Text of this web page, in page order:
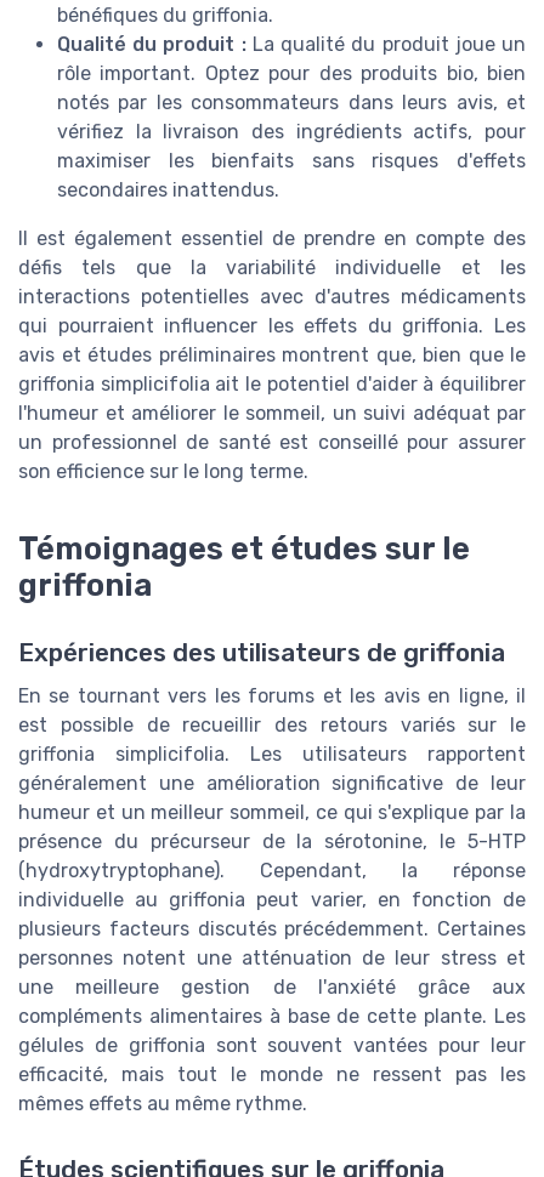
bénéfiques du griffonia.
Qualité du produit :La qualité du produit joue un
rôle important. Optez pour des produits bio, bien
notés par les consommateurs dans leurs avis, et
vérifiez la livraison des ingrédients actifs, pour
maximiser les bienfaits sans risques d'effets
secondaires inattendus.
Il est également essentiel de prendre en compte des
défis tels que la variabilité individuelle et les
interactions potentielles avec d'autres médicaments
qui pourraient influencer les effets du griffonia. Les
avis et études préliminaires montrent que, bien que le
griffonia simplicifolia ait le potentiel d'aider à équilibrer
l'humeur et améliorer le sommeil, un suivi adéquat par
un professionnel de santé est conseillé pour assurer
son efficience sur le long terme.
Témoignages et études sur le
griffonia
Expériences des utilisateurs de griffonia
En se tournant vers les forums et les avis en ligne, il
est possible de recueillir des retours variés sur le
griffonia simplicifolia. Les utilisateurs rapportent
généralement une amélioration significative de leur
humeur et un meilleur sommeil, ce qui s'explique par la
présence du précurseur de la sérotonine, le 5-HTP
(hydroxytryptophane). Cependant, la réponse
individuelle au griffonia peut varier, en fonction de
plusieurs facteurs discutés précédemment. Certaines
personnes notent une atténuation de leur stress et
une meilleure gestion de l'anxiété grâce aux
compléments alimentaires à base de cette plante. Les
gélules de griffonia sont souvent vantées pour leur
efficacité, mais tout le monde ne ressent pas les
mêmes effets au même rythme.
Études scientifiques sur le griffonia